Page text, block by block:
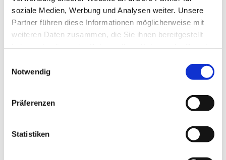
soziale Medien, Werbung und Analysen weiter. Unsere
Partner führen diese Informationen möglicherweise mit
weiteren Daten zusammen, die Sie ihnen bereitgestellt
Notwendig
Präferenzen
StatistikenDies könnte Sie auch